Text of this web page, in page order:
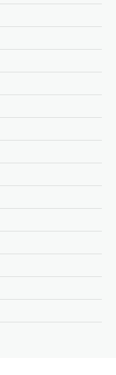
നീക്കം
നടത്തിയ
രൂപ
ഒരു…